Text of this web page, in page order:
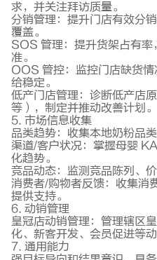
求，并关注拜访质量。
分销管理：提升门店有效分
覆盖。
SOS 管理：提升货架占有
准。
OOS 管控：监控门店缺货
给稳定。
低产门店管理：诊断低产店
等），制定并推动改善计划。
5. 市场信息收集
品类趋势：收集本地奶粉品
渠道/客户状况：掌握母婴
化趋势。
竞品动态：监测竞品陈列、
消费者/购物者反馈：收集消
提供支持。
6. 动销管理
皇冠店动销管理：管理辖区
化、新客开发、会员促进等
7. 通用能力